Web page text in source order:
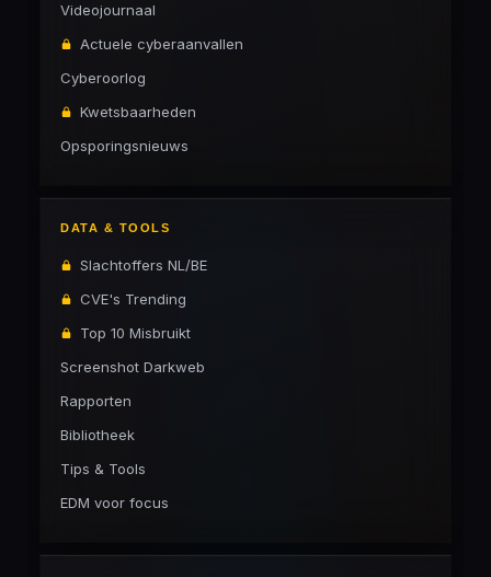
Videojournaal
Actuele cyberaanvallen
Cyberoorlog
Kwetsbaarheden
Opsporingsnieuws
DATA & TOOLS
Slachtoffers NL/BE
CVE's Trending
Top 10 Misbruikt
Screenshot Darkweb
Rapporten
Bibliotheek
Tips & Tools
EDM voor focus